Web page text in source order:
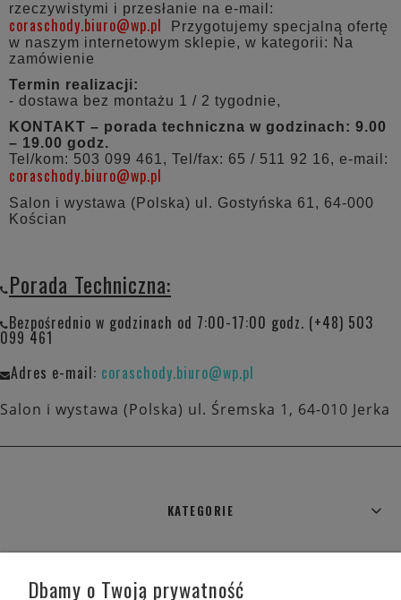
rzeczywistymi i przesłanie na e-mail:
coraschody.biuro@wp.pl
Przygotujemy specjalną ofertę
w naszym internetowym sklepie, w kategorii: Na
zamówienie
Termin realizacji:
- dostawa bez montażu 1 / 2 tygodnie,
KONTAKT – porada techniczna w godzinach: 9.00
– 19.00 godz.
Tel/kom: 503 099 461, Tel/fax: 65 / 511 92 16, e-mail:
coraschody.biuro@wp.pl
Salon i wystawa (Polska) ul. Gostyńska 61, 64-000
Kościan
Porada Techniczna:
Bezpośrednio w godzinach od 7:00-17:00 godz. (+48) 503
099 461
Adres e-mail: coraschody.biuro@wp.pl
Salon i wystawa (Polska) ul. Śremska 1, 64-010 Jerka
KATEGORIE
Dbamy o Twoją prywatność